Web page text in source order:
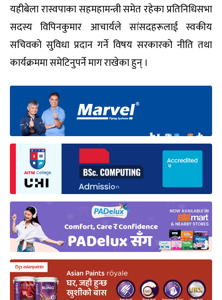
यहीबेला रास्वपाका सहमहामन्त्री समेत रहेका प्रतिनिधिसभा
सदस्य विपिनकुमार आचार्यले सांसदहरूलाई स्वकीय
सचिवको सुविधा प्रदान गर्ने विषय सरकारको नीति तथा
कार्यक्रममा समेटिनुपर्ने माग राखेका हुन् ।